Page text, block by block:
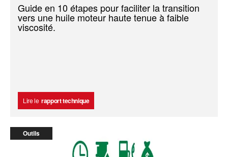
Guide en 10 étapes pour faciliter la transition
vers une huile moteur haute tenue à faible
viscosité.
Lire le rapport technique
Outils